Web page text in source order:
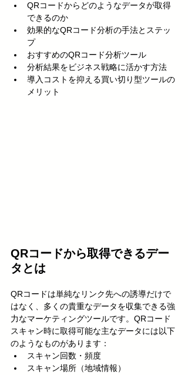
QRコードからどのようなデータが取得
できるのか
効果的なQRコード分析の手法とステッ
プ
おすすめのQRコード分析ツール
分析結果をビジネス戦略に活かす方法
導入コストを抑える買い切り型ツールの
メリット
QRコードから取得できるデー
タとは
QRコードは単純なリンク先への誘導だけで
はなく、多くの貴重なデータを収集できる強
力なマーケティングツールです。QRコード
スキャン時に取得可能な主なデータには以下
のようなものがあります：
スキャン回数・頻度
スキャン場所（地域情報）